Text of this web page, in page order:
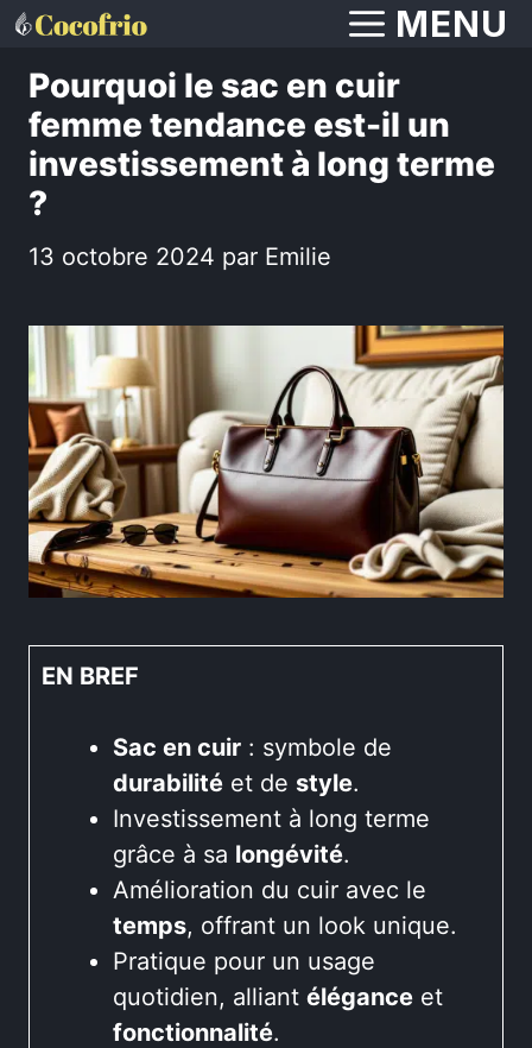
Aller
contenu
MENU
Pourquoi le sac en cuir
femme tendance est-il un
investissement à long terme
?
13 octobre 2024 par Emilie
EN BREF
Sac en cuir : symbole de
durabilité et de style.
Investissement à long terme
grâce à sa longévité.
Amélioration du cuir avec le
temps, offrant un look unique.
Pratique pour un usage
quotidien, alliant élégance et
fonctionnalité.